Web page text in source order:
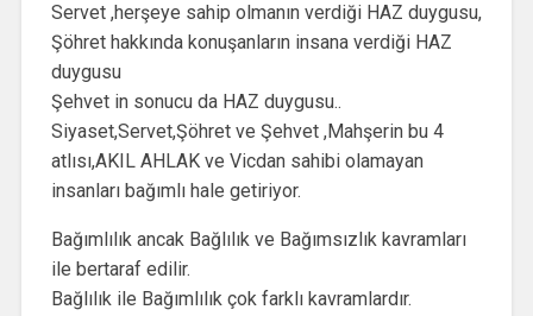
Servet ,herşeye sahip olmanın verdiği HAZ duygusu,
Şöhret hakkında konuşanların insana verdiği HAZ
duygusu
Şehvet in sonucu da HAZ duygusu..
Siyaset,Servet,Şöhret ve Şehvet ,Mahşerin bu 4
atlısı,AKIL AHLAK ve Vicdan sahibi olamayan
insanları bağımlı hale getiriyor.
Bağımlılık ancak Bağlılık ve Bağımsızlık kavramları
ile bertaraf edilir.
Bağlılık ile Bağımlılık çok farklı kavramlardır.